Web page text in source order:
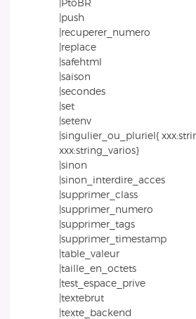
|PtoBR
|push
|recuperer_numero
|replace
|safehtml
|saison
|secondes
|set
|setenv
|singulier_ou_pluriel{
xxx:string_varios}
|sinon
|sinon_interdire_acces
|supprimer_class
|supprimer_numero
|supprimer_tags
|supprimer_timestamp
|table_valeur
|taille_en_octets
|test_espace_prive
|textebrut
|texte_backend